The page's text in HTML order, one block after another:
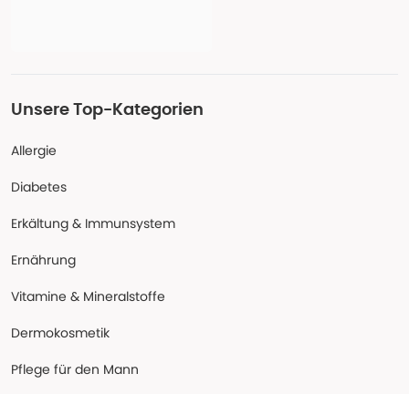
Unsere Top-Kategorien
Allergie
Diabetes
Erkältung & Immunsystem
Ernährung
Vitamine & Mineralstoffe
Dermokosmetik
Pflege für den Mann